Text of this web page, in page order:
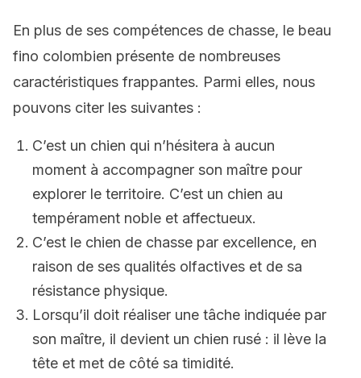
En plus de ses compétences de chasse, le beau
fino colombien présente de nombreuses
caractéristiques frappantes. Parmi elles, nous
pouvons citer les suivantes :
C’est un chien qui n’hésitera à aucun
moment à accompagner son maître pour
explorer le territoire. C’est un chien au
tempérament noble et affectueux.
C’est le chien de chasse par excellence, en
raison de ses qualités olfactives et de sa
résistance physique.
Lorsqu’il doit réaliser une tâche indiquée par
son maître, il devient un chien rusé : il lève la
tête et met de côté sa timidité.